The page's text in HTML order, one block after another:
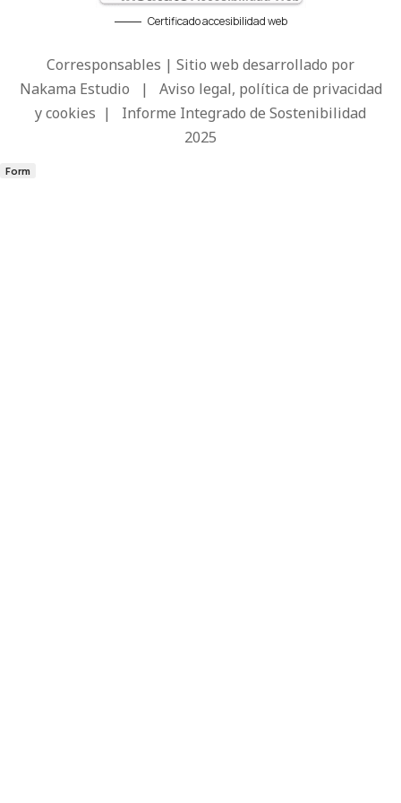
Certificado accesibilidad web
Corresponsables | Sitio web desarrollado por
Nakama Estudio | Aviso legal, política de privacidad
y cookies | Informe Integrado de Sostenibilidad
2025
Form